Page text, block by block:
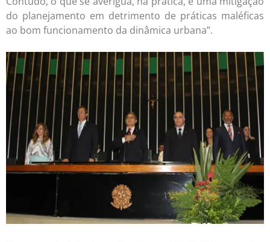
do planejamento em detrimento de práticas maléficas
ao bom funcionamento da dinâmica urbana”.